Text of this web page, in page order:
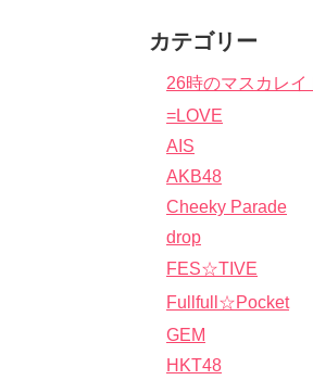
カテゴリー
26時のマスカレイ
=LOVE
AIS
AKB48
Cheeky Parade
drop
FES☆TIVE
Fullfull☆Pocket
GEM
HKT48